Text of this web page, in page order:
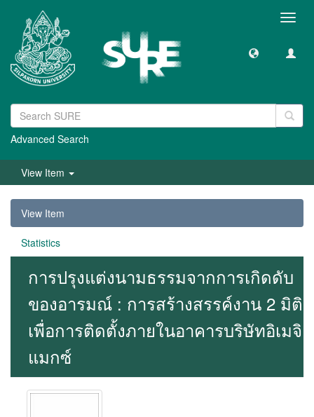
Advanced Search
View Item
View Item
Statistics
การปรุงแต่งนามธรรมจากการเกิดดับ
ของอารมณ์ : การสร้างสรรค์งาน 2 มิติ
เพื่อการติดตั้งภายในอาคารบริษัทอิเมจิ
แมกซ์